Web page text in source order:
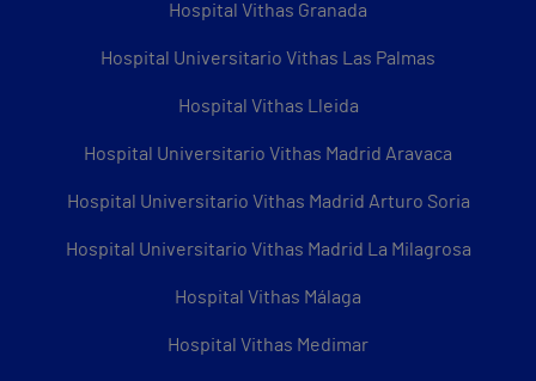
Hospital Vithas Granada
Hospital Universitario Vithas Las Palmas
Hospital Vithas Lleida
Hospital Universitario Vithas Madrid Aravaca
Hospital Universitario Vithas Madrid Arturo Soria
Hospital Universitario Vithas Madrid La Milagrosa
Hospital Vithas Málaga
Hospital Vithas Medimar